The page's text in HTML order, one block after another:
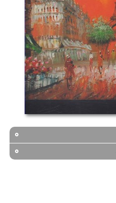
0
0